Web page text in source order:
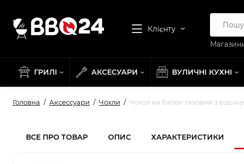
Клієнту
ГРИЛІ АКСЕСУАРИ ВУЛИЧНІ КУХНІ
Головна Аксессуари Чохли Чохол на балон газовий з
ВСЕ ПРО ТОВАР ОПИС ХАРАКТЕРИСТИКИ